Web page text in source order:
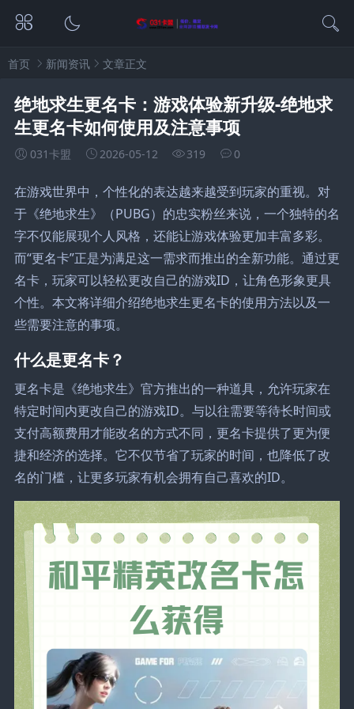
首页 新闻资讯 文章正文
绝地求生更名卡：游戏体验新升级-绝地求
生更名卡如何使用及注意事项
031卡盟 2026-05-12 319 0
在游戏世界中，个性化的表达越来越受到玩家的重视。对
于《绝地求生》（PUBG）的忠实粉丝来说，一个独特的名
字不仅能展现个人风格，还能让游戏体验更加丰富多彩。
而“更名卡”正是为满足这一需求而推出的全新功能。通过更
名卡，玩家可以轻松更改自己的游戏ID，让角色形象更具
个性。本文将详细介绍绝地求生更名卡的使用方法以及一
些需要注意的事项。
什么是更名卡？
更名卡是《绝地求生》官方推出的一种道具，允许玩家在
特定时间内更改自己的游戏ID。与以往需要等待长时间或
支付高额费用才能改名的方式不同，更名卡提供了更为便
捷和经济的选择。它不仅节省了玩家的时间，也降低了改
名的门槛，让更多玩家有机会拥有自己喜欢的ID。